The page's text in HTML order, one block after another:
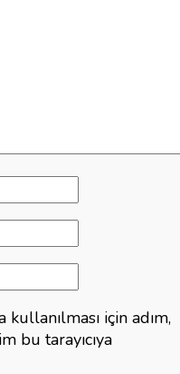
için adım,
bu tarayıcıya